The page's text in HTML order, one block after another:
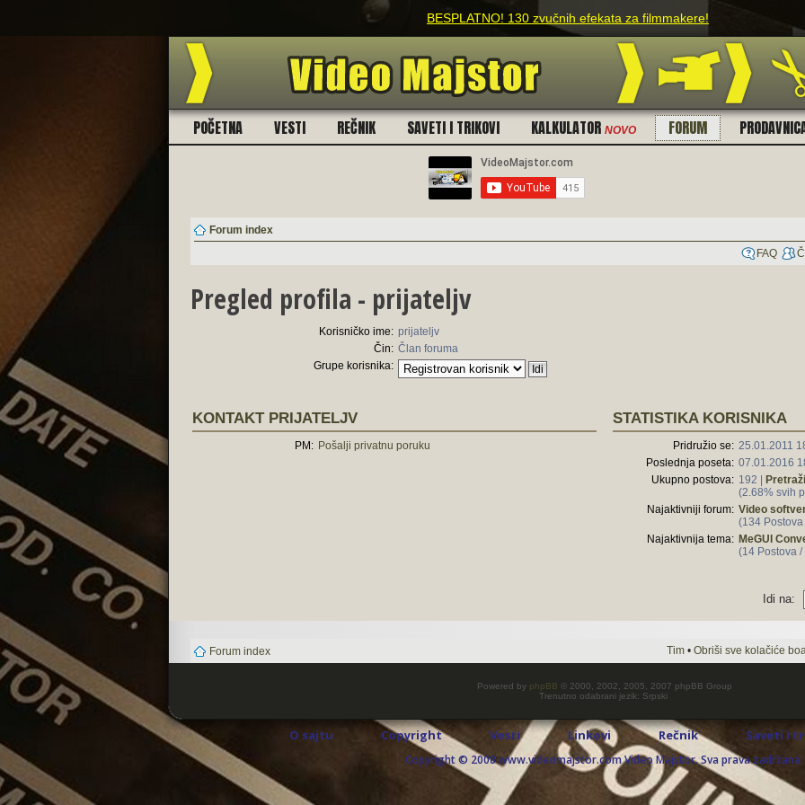
BESPLATNO! 130 zvučnih efekata za filmmakere!
POČETNA VESTI REČNIK SAVETI I TRIKOVI KALKULATOR NOVO FORUM
Forum index
FAQ
Pregled profila - prijateljv
Korisničko ime: prijateljv
Čin: Član foruma
Grupe korisnika:
KONTAKT PRIJATELJV
PM: Pošalji privatnu poruku
STATISTIKA KORISNIKA
Pridružio se: 25.01.2011
Poslednja poseta: 07.01.2016
Ukupno postova: 192 |
(2.68% svih
Najaktivniji forum: Video
(134
Najaktivnija tema: MeGUI
(14 Postova
Idi na:
Forum index Tim • Obriši sve kolačiće
Powered by phpBB © 2000, 2002, 2005, 2007 phpBB Group
Trenutno odabrani jezik: Srpski
O sajtu Copyright Vesti Linkovi Rečnik Saveti i
Copyright © 2008 www.videomajstor.com Video Majstor. Sva prava zadržana.